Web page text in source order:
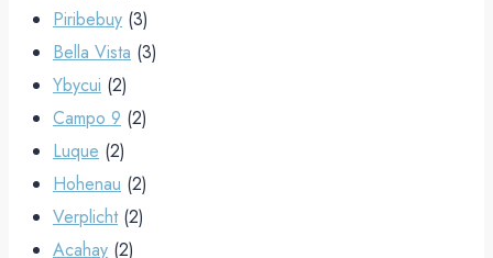
Piribebuy (3)
Bella Vista (3)
Ybycui (2)
Campo 9 (2)
Luque (2)
Hohenau (2)
Verplicht (2)
Acahay (2)